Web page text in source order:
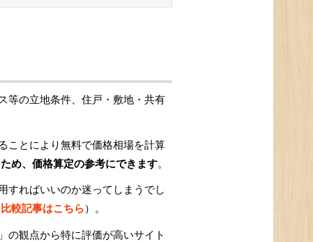
等の立地条件、住戸・敷地・共有
ことにより無料で価格相場を計算
め、価格算定の参考にできます。
すればいいのか迷ってしまうでし
比較記事はこちら）。
の観点から特に評価が高いサイト